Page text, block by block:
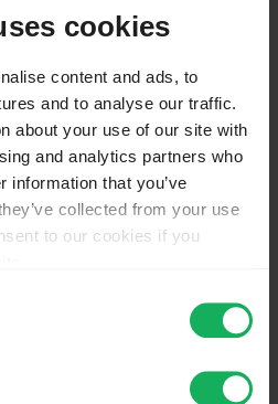
cookies
content and ads, to
and to analyse our traffic.
about your use of our site with
and analytics partners who
information that you’ve
collected from your use
to our cookies if you
"Andere" zelf definiëren in
LimeSurvey. Dan kun je de
bepalen.
vraag nodig hebben als je
mvg Frank